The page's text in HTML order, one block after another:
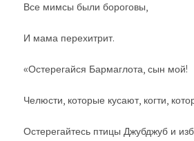
Все мимсы были бороговы,
И мама перехитрит.
«Остерегайся Бармаглота, сын мой!
Челюсти, которые кусают, когти,
Остерегайтесь птицы Джубджуб и